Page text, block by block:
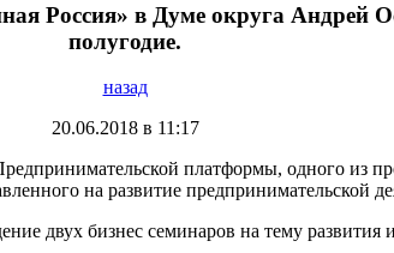
Россия» в Думе округа Андрей
полугодие.
назад
20.06.2018 в 11:17
платформы, одного из
на развитие предпринимательской
двух бизнес семинаров на тему